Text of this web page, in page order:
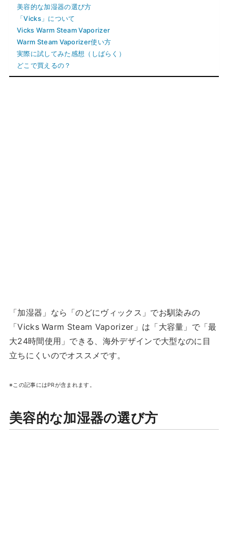
美容的な加湿器の選び方
「Vicks」について
Vicks Warm Steam Vaporizer
Warm Steam Vaporizer使い方
実際に試してみた感想（しばらく）
どこで買えるの？
「加湿器」なら「のどにヴィックス」でお馴染みの
「Vicks Warm Steam Vaporizer」は「大容量」で「最
大24時間使用」できる、海外デザインで大型なのに目
立ちにくいのでオススメです。
※この記事にはPRが含まれます。
美容的な加湿器の選び方